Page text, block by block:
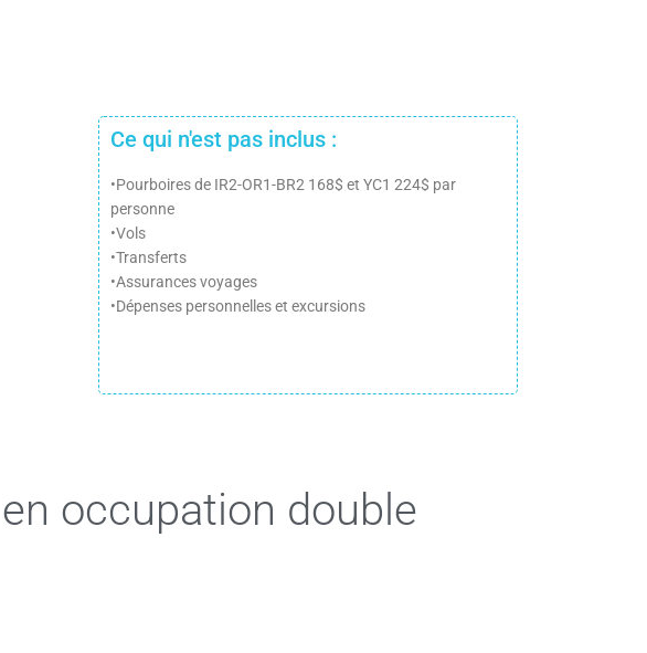
Ce qui n'est pas inclus :
•Pourboires de IR2-OR1-BR2 168$ et YC1 224$ par
personne
•Vols
•Transferts
•Assurances voyages
•Dépenses personnelles et excursions
occupation double